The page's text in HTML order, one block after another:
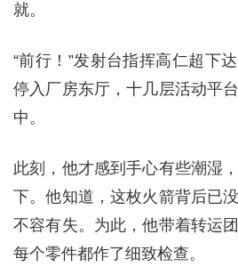
就。
“前行！”发射台指挥高仁超下
停入厂房东厅，十几层活动平
中。
此刻，他才感到手心有些潮湿
下。他知道，这枚火箭背后已
不容有失。为此，他带着转运
每个零件都作了细致检查。